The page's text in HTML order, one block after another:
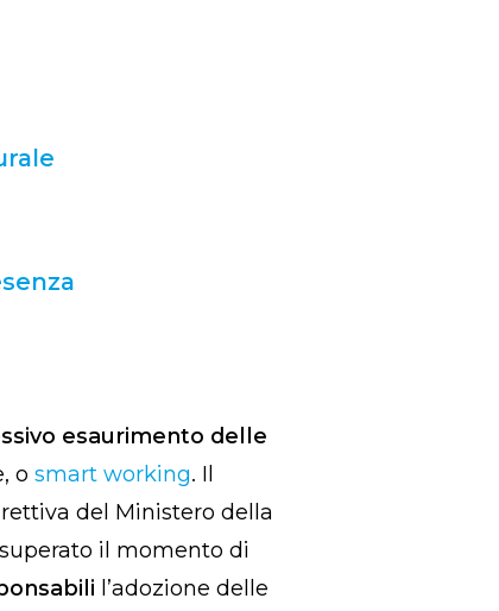
esaurimento delle
o smart working. Il
del Ministero della
il momento di
l’adozione delle